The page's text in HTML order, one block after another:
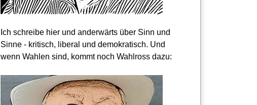
Ich schreibe hier und anderwärts über Sinn und
Sinne - kritisch, liberal und demokratisch. Und
wenn Wahlen sind, kommt noch Wahlross dazu: